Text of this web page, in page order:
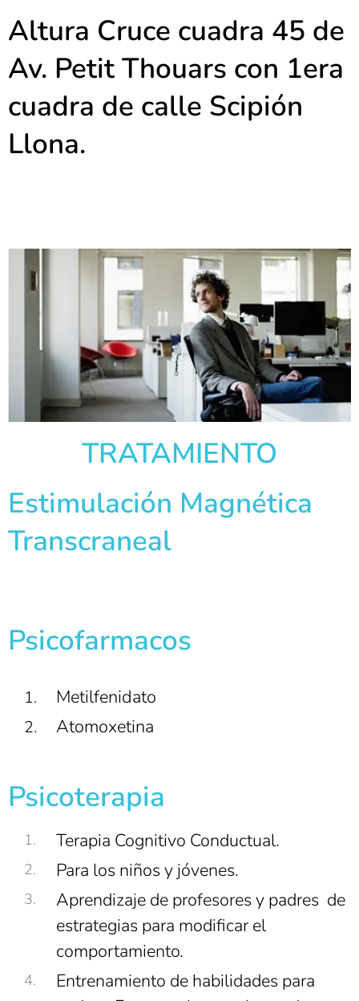
Altura Cruce cuadra 45 de
Av. Petit Thouars con 1era
cuadra de calle Scipión
Llona.
TRATAMIENTO
Estimulación Magnética
Transcraneal
Psicofarmacos
Metilfenidato
Atomoxetina
Psicoterapia
Terapia Cognitivo Conductual.
Para los niños y jóvenes.
Aprendizaje de profesores y padres de
estrategias para modificar el
comportamiento.
Entrenamiento de habilidades para